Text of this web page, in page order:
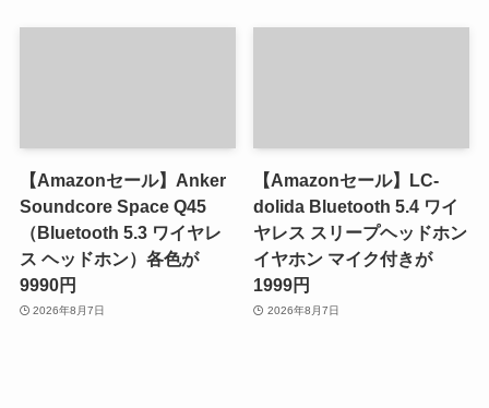
【Amazonセール】Anker
Soundcore Space Q45
（Bluetooth 5.3 ワイヤレ
ス ヘッドホン）各色が
9990円
2026年8月7日
【Amazonセール】LC-
dolida Bluetooth 5.4 ワイ
ヤレス スリープヘッドホン
イヤホン マイク付きが
1999円
2026年8月7日